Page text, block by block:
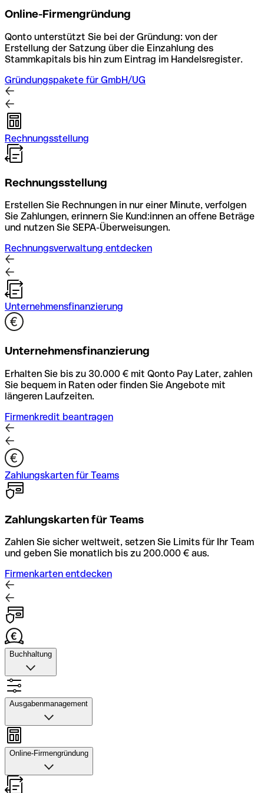
Online-Firmengründung
Qonto unterstützt Sie bei der Gründung: von der
Erstellung der Satzung über die Einzahlung des
Stammkapitals bis hin zum Eintrag im Handelsregister.
Gründungspakete für GmbH/UG
Rechnungsstellung
Rechnungsstellung
Erstellen Sie Rechnungen in nur einer Minute, verfolgen
Sie Zahlungen, erinnern Sie Kund:innen an offene Beträge
und nutzen Sie SEPA-Überweisungen.
Rechnungsverwaltung entdecken
Unternehmensfinanzierung
Unternehmensfinanzierung
Erhalten Sie bis zu 30.000 € mit Qonto Pay Later, zahlen
Sie bequem in Raten oder finden Sie Angebote mit
längeren Laufzeiten.
Firmenkredit beantragen
Zahlungskarten für Teams
Zahlungskarten für Teams
Zahlen Sie sicher weltweit, setzen Sie Limits für Ihr Team
und geben Sie monatlich bis zu 200.000 € aus.
Firmenkarten entdecken
Buchhaltung
Buchhaltung
Scannen Sie Belege und laden Sie sie in Qonto hoch.
Rechnungsabläufe können Sie automatisieren und mit
dem Buchhaltungstool schneller abstimmen.
Konto mit Buchhaltung entdecken
Ausgabenmanagement
Ausgabenmanagement
Genehmigungen einrichten, Ausgaben verfolgen, Budgets
und Kartenlimits zuweisen sowie Überweisungen und
Daten exportieren – alles in einer Anwendung.
Online-Firmengründung
Online-Firmengründung